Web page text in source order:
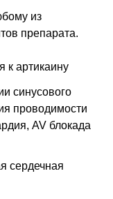
из
препарата.
к артикаину
синусового
проводимости
AV блокада
сердечная